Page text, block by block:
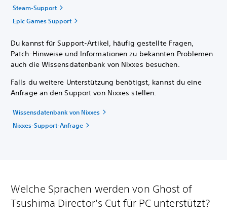
Steam-Support
Epic Games Support
Du kannst für Support-Artikel, häufig gestellte Fragen,
Patch-Hinweise und Informationen zu bekannten Problemen
auch die Wissensdatenbank von Nixxes besuchen.
Falls du weitere Unterstützung benötigst, kannst du eine
Anfrage an den Support von Nixxes stellen.
Wissensdatenbank von Nixxes
Nixxes-Support-Anfrage
Welche Sprachen werden von Ghost of
Tsushima Director's Cut für PC unterstützt?